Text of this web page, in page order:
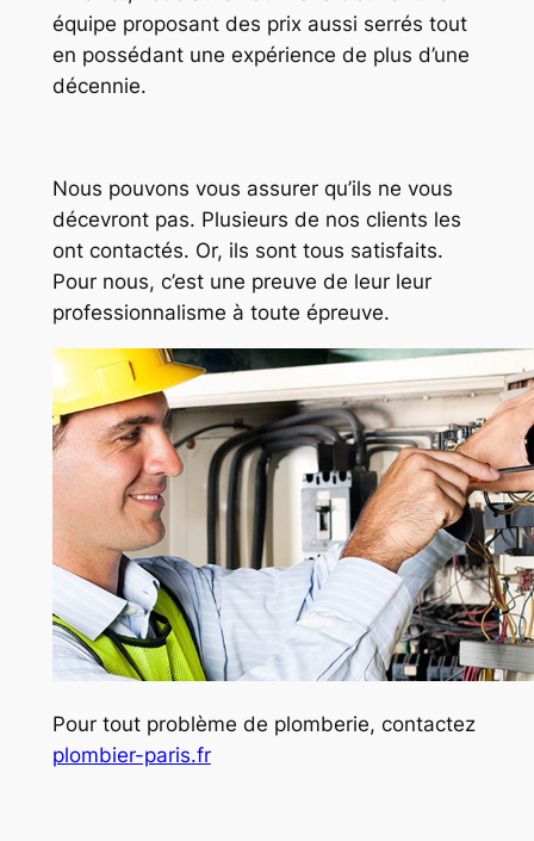
équipe proposant des prix aussi serrés tout
en possédant une expérience de plus d’une
décennie.
Nous pouvons vous assurer qu’ils ne vous
décevront pas. Plusieurs de nos clients les
ont contactés. Or, ils sont tous satisfaits.
Pour nous, c’est une preuve de leur leur
professionnalisme à toute épreuve.
Pour tout problème de plomberie, contactez
plombier-paris.fr